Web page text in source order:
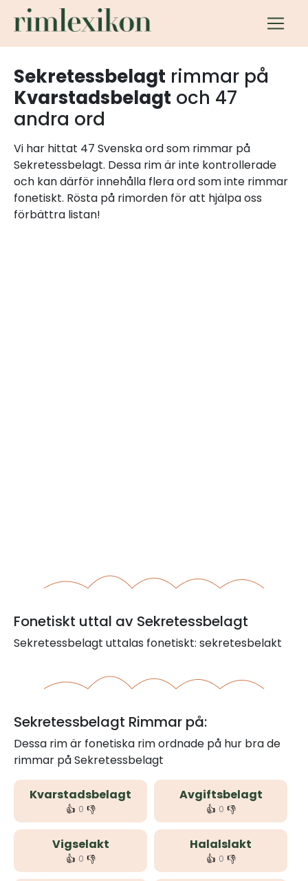
Sekretessbelagt rimmar på
Kvarstadsbelagt och 47
andra ord
Vi har hittat 47 Svenska ord som rimmar på
Sekretessbelagt. Dessa rim är inte kontrollerade
och kan därför innehålla flera ord som inte rimmar
fonetiskt. Rösta på rimorden för att hjälpa oss
förbättra listan!
Fonetiskt uttal av Sekretessbelagt
Sekretessbelagt uttalas fonetiskt: sekretesbelakt
Sekretessbelagt Rimmar på:
Dessa rim är fonetiska rim ordnade på hur bra de
rimmar på Sekretessbelagt
Kvarstadsbelagt
👍 0 👎
Avgiftsbelagt
👍 0 👎
Vigselakt
👍 0 👎
Halalslakt
👍 0 👎